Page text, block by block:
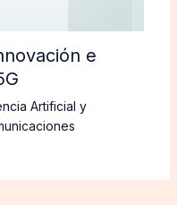
e
Artificial y